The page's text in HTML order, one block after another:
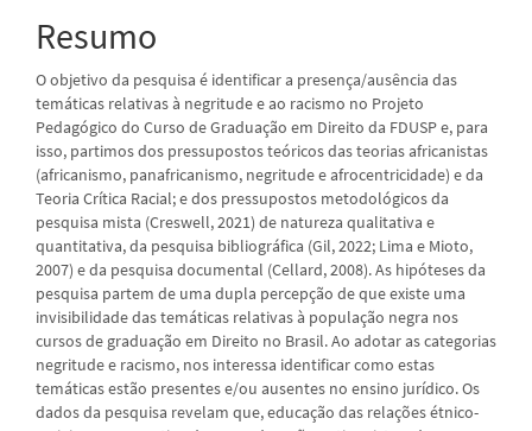
Resumo
O objetivo da pesquisa é identificar a presença/ausência das
temáticas relativas à negritude e ao racismo no Projeto
Pedagógico do Curso de Graduação em Direito da FDUSP e, para
isso, partimos dos pressupostos teóricos das teorias africanistas
(africanismo, panafricanismo, negritude e afrocentricidade) e da
Teoria Crítica Racial; e dos pressupostos metodológicos da
pesquisa mista (Creswell, 2021) de natureza qualitativa e
quantitativa, da pesquisa bibliográfica (Gil, 2022; Lima e Mioto,
2007) e da pesquisa documental (Cellard, 2008). As hipóteses da
pesquisa partem de uma dupla percepção de que existe uma
invisibilidade das temáticas relativas à população negra nos
cursos de graduação em Direito no Brasil. Ao adotar as categorias
negritude e racismo, nos interessa identificar como estas
temáticas estão presentes e/ou ausentes no ensino jurídico. Os
dados da pesquisa revelam que, educação das relações étnico-